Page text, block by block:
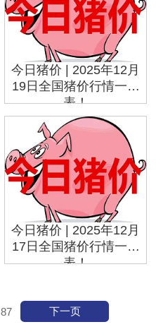
今日猪价 | 2025年12月
19日全国猪价行情一览
表！
今日猪价 | 2025年12月
17日全国猪价行情一览
表！
87 下一页